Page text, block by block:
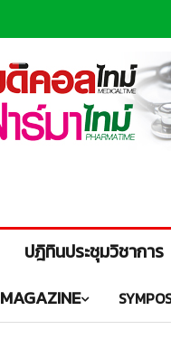
ปฎิทินประชุมวิชาการ
MAGAZINE